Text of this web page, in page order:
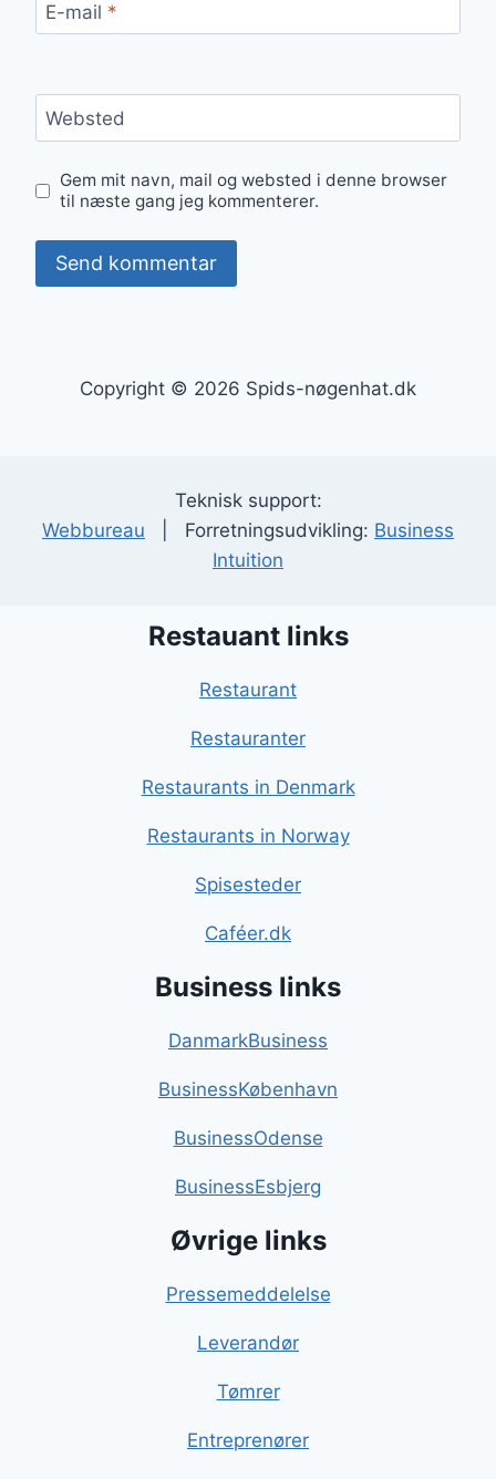
E-mail *
Websted
Gem mit navn, mail og websted i denne browser
til næste gang jeg kommenterer.
Copyright © 2026 Spids-nøgenhat.dk
Teknisk support:
Webbureau | Forretningsudvikling: Business
Intuition
Restauant links
Restaurant
Restauranter
Restaurants in Denmark
Restaurants in Norway
Spisesteder
Caféer.dk
Business links
DanmarkBusiness
BusinessKøbenhavn
BusinessOdense
BusinessEsbjerg
Øvrige links
Pressemeddelelse
Leverandør
Tømrer
Entreprenører